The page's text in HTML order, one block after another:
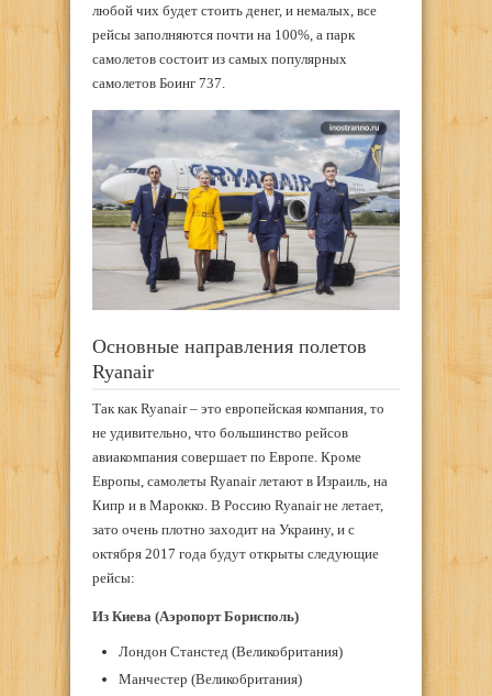
любой чих будет стоить денег, и немалых, все
рейсы заполняются почти на 100%, а парк
самолетов состоит из самых популярных
самолетов Боинг 737.
Основные направления полетов
Ryanair
Так как Ryanair – это европейская компания, то
не удивительно, что большинство рейсов
авиакомпания совершает по Европе. Кроме
Европы, самолеты Ryanair летают в Израиль, на
Кипр и в Марокко. В Россию Ryanair не летает,
зато очень плотно заходит на Украину, и с
октября 2017 года будут открыты следующие
рейсы:
Из Киева (Аэропорт Борисполь)
Лондон Станстед (Великобритания)
Манчестер (Великобритания)